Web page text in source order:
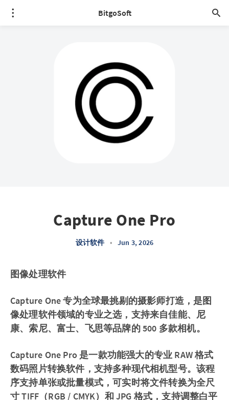
BitgoSoft
Capture One Pro
设计软件 • Jun 3, 2026
图像处理软件
Capture One 专为全球最挑剔的摄影师打造，是图
像处理软件领域的专业之选，支持来自佳能、尼
康、索尼、富士、飞思等品牌的 500 多款相机。
Capture One Pro 是一款功能强大的专业 RAW 格式
数码照片转换软件，支持多种现代相机型号。该程
序支持单张或批量模式，可实时将文件转换为全尺
寸 TIFF（RGB / CMYK）和 JPG 格式，支持调整白平